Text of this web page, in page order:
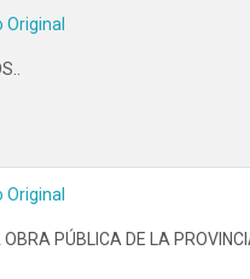
Original
Original
PÚBLICA DE LA